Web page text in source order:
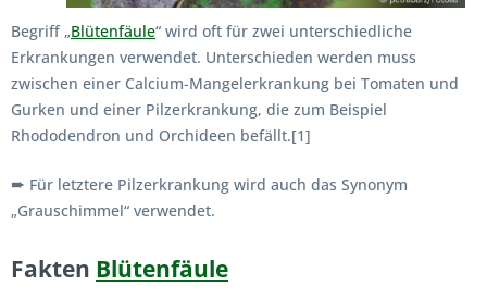
Begriff „Blütenfäule“ wird oft für zwei unterschiedliche
Erkrankungen verwendet. Unterschieden werden muss
zwischen einer Calcium-Mangelerkrankung bei Tomaten und
Gurken und einer Pilzerkrankung, die zum Beispiel
Rhododendron und Orchideen befällt.[1]
➨ Für letztere Pilzerkrankung wird auch das Synonym
„Grauschimmel“ verwendet.
Fakten Blütenfäule